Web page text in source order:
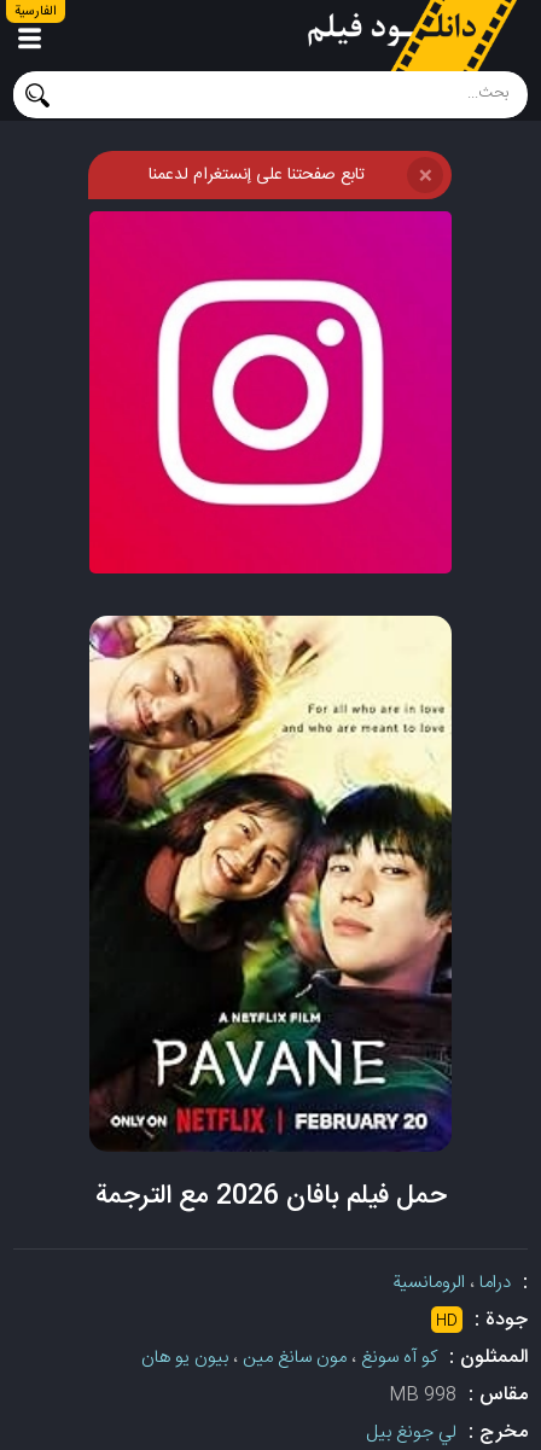
الفارسية
تابع صفحتنا على إنستغرام لدعمنا ❌
حمل فيلم بافان 2026 مع الترجمة
:دراما، الرومانسية
جودة : HD
الممثلون :كو آه سونغ ،مون سانغ مين ،بيون يو هان
مقاس : 998 MB
مخرج : لي جونغ بيل